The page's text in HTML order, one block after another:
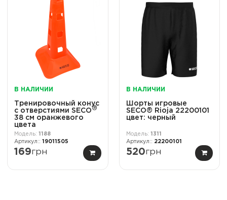
В НАЛИЧИИ
Тренировочный конус
с отверстиями SECO®
38 см оранжевого
цвета
1188
19011505
169грн
В НАЛИЧИИ
Шорты игровые
SECO® Rioja 22200101
цвет: черный
1311
22200101
520грн